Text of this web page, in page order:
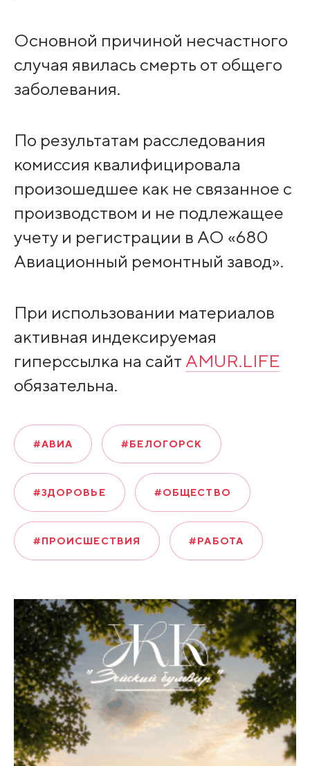
Основной причиной несчастного
случая явилась смерть от общего
заболевания.
По результатам расследования
комиссия квалифицировала
произошедшее как не связанное с
производством и не подлежащее
учету и регистрации в АО «680
Авиационный ремонтный завод».
При использовании материалов
активная индексируемая
гиперссылка на сайт AMUR.LIFE
обязательна.
#АВИА #БЕЛОГОРСК
#ЗДОРОВЬЕ #ОБЩЕСТВО
#ПРОИСШЕСТВИЯ #РАБОТА